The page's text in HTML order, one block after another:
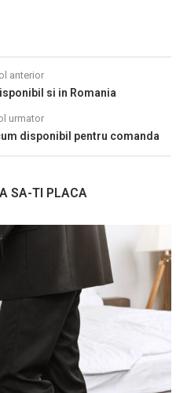
anterior
si in Romania
urmator
disponibil pentru comanda
SA-TI PLACA